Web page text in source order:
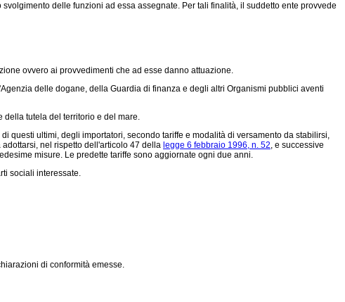
delle funzioni ad essa assegnate. Per tali finalità, il suddetto ente provvede
ovvero ai provvedimenti che ad esse danno attuazione.
delle dogane, della Guardia di finanza e degli altri Organismi pubblici aventi
tutela del territorio e del mare.
ultimi, degli importatori, secondo tariffe e modalità di versamento da stabilirsi,
nel rispetto dell'articolo 47 della legge 6 febbraio 1996, n. 52, e successive
misure. Le predette tariffe sono aggiornate ogni due anni.
sociali interessate.
di conformità emesse.